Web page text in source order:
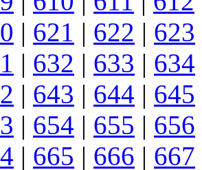
| 621 | 622 | 623
| 632 | 633 | 634
| 643 | 644 | 645
| 654 | 655 | 656
| 665 | 666 | 667